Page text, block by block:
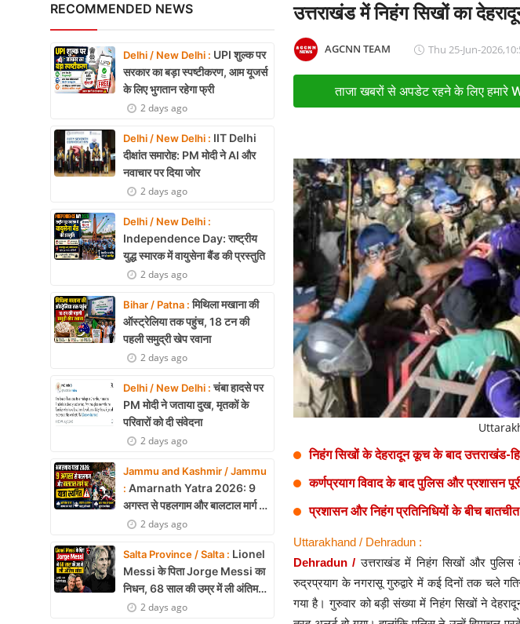
Business
Relationship
Defence & Security
Environment
Literature
History Speaks
Contact Us
RECOMMENDED NEWS
Delhi / New Delhi : UPI शुल्क पर
सरकार का बड़ा स्पष्टीकरण, आम यूजर्स
के लिए भुगतान रहेगा फ्री
2 days ago
Delhi / New Delhi : IIT Delhi
दीक्षांत समारोह: PM मोदी ने AI और
नवाचार पर दिया जोर
2 days ago
Delhi / New Delhi :
Independence Day: राष्ट्रीय
युद्ध स्मारक में वायुसेना बैंड की प्रस्तुति
2 days ago
Bihar / Patna :मिथिला मखाना की
ऑस्ट्रेलिया तक पहुंच, 18 टन की
पहली समुद्री खेप रवाना
2 days ago
Delhi / New Delhi :चंबा हादसे पर
PM मोदी ने जताया दुख, मृतकों के
परिवारों को दी संवेदना
2 days ago
Jammu and Kashmir / Jammu
: Amarnath Yatra 2026: 9
अगस्त से पहलगाम और बालटाल मार्ग पर
यात्रा स्थगित
2 days ago
Salta Province / Salta : Lionel
Messi के पिता Jorge Messi का
निधन, 68 साल की उम्र में ली अंतिम
सांस 2 days ago
उत्तराखंड में निहंग सिखों का
AGCNN TEAM Thu 25-Jun-
ताजा खबरों से अपडेट रहने के लिए
निहंग सिखों के देहरादून कूच के बाद उत्तराखंड-
कर्णप्रयाग विवाद के बाद पुलिस और प्रशासन
प्रशासन और निहंग प्रतिनिधियों के बीच
Uttarakhand / Dehradun :
Dehradun /उत्तराखंड में निहंग सिखों और
रुद्रप्रयाग के नगरासू गुरुद्वारे में कई दिनों तक चले
गया है। गुरुवार को बड़ी संख्या में निहंग सिखों ने